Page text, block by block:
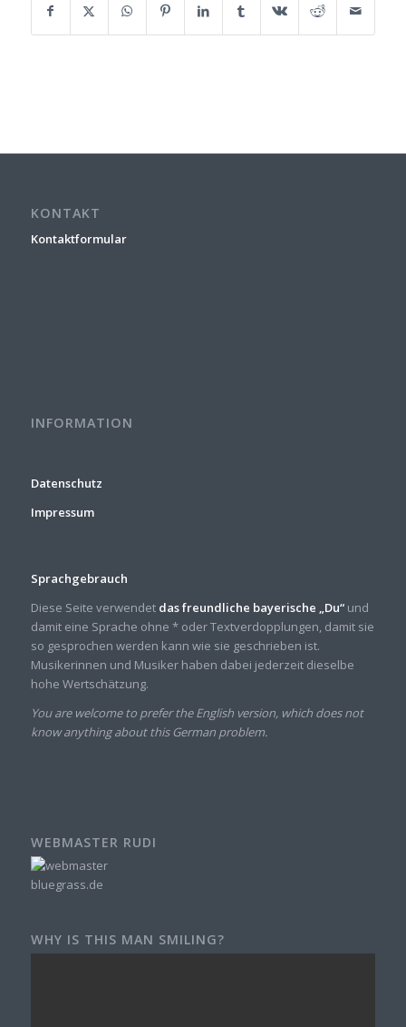
KONTAKT
Kontaktformular
INFORMATION
Datenschutz
Impressum
Sprachgebrauch
Diese Seite verwendet das freundliche bayerische „Du“und
damit eine Sprache ohne * oder Textverdopplungen, damit sie
so gesprochen werden kann wie sie geschrieben ist.
Musikerinnen und Musiker haben dabei jederzeit dieselbe
hohe Wertschätzung.
You are welcome to prefer the English version, which does not
know anything about this German problem.
WEBMASTER RUDI
WHY IS THIS MAN SMILING?